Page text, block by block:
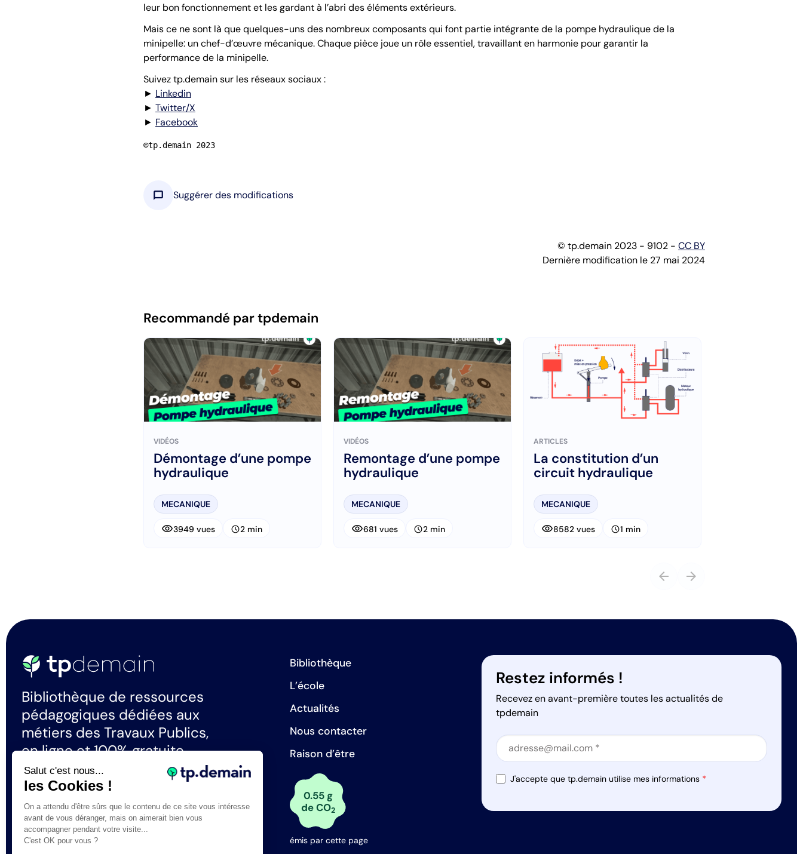
leur bon fonctionnement et les gardant à l’abri des éléments extérieurs.
Mais ce ne sont là que quelques-uns des nombreux composants qui font partie intégrante de la pompe hydraulique de la
minipelle: un chef-d’œuvre mécanique. Chaque pièce joue un rôle essentiel, travaillant en harmonie pour garantir la
performance de la minipelle.
Suivez tp.demain sur les réseaux sociaux :
► Linkedin
► Twitter/X
► Facebook
©tp.demain 2023
chat_bubble Suggérer des modifications
© tp.demain 2023 - 9102 - CC BY
Dernière modification le 27 mai 2024
Recommandé par tpdemain
VIDÉOS
Démontage d’une pompe
hydraulique
MECANIQUE
visibility3949 vues schedule2 min
VIDÉOS
Remontage d’une pompe
hydraulique
MECANIQUE
visibility681 vues schedule2 min
ARTICLES
La constitution d’un
circuit hydraulique
MECANIQUE
visibility8582 vues schedule1 min
arrow_back arrow_forward
Bibliothèque de ressources
pédagogiques dédiées aux
métiers des Travaux Publics,
en ligne et 100% gratuite.
titre de la catégorie d'actions suivante :
Actions de formation
Bibliothèque
L’école
Actualités
Nous contacter
Raison d’être
0.55 g
de CO2
émis par cette page
Restez informés !
Recevez en avant-première toutes les actualités de
tpdemain
Section
Section
J'accepte que tp.demain utilise mes informations *
Salut c'est nous...
les Cookies !
On a attendu d'être sûrs que le contenu de ce site vous intéresse
avant de vous déranger, mais on aimerait bien vous
accompagner pendant votre visite...
C'est OK pour vous ?